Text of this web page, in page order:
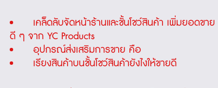
เคล็ดลับจัดหน้าร้านและชั้นโชว์สินค้า เพิ่มยอดขาย
ดี ๆ จาก YC Products
อุปกรณ์ส่งเสริมการขาย คือ
เรียงสินค้าบนชั้นโชว์สินค้ายังไงให้ขายดี